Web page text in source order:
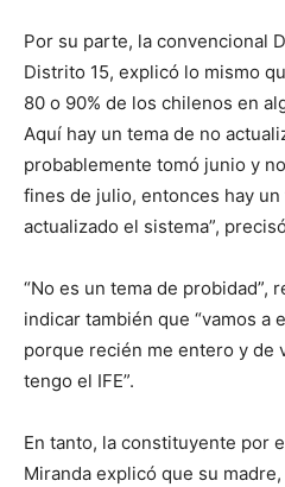
Por su parte, la convencional
Distrito 15, explicó lo mismo
80 o 90% de los chilenos en
Aquí hay un tema de no
probablemente tomó junio y
fines de julio, entonces hay
actualizado el sistema”,
“No es un tema de probidad”,
indicar también que “vamos a
porque recién me entero y de
tengo el IFE”.
En tanto, la constituyente por
Miranda explicó que su